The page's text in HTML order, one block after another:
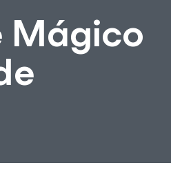
Mágico